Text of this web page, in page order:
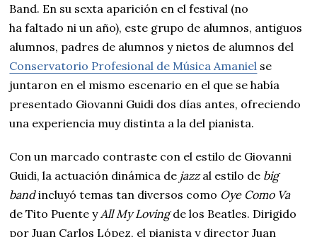
Band. En su sexta aparición en el festival (no
ha faltado ni un año), este grupo de alumnos, antiguos
alumnos, padres de alumnos y nietos de alumnos del
Conservatorio Profesional de Música Amaniel se
juntaron en el mismo escenario en el que se había
presentado Giovanni Guidi dos días antes, ofreciendo
una experiencia muy distinta a la del pianista.
Con un marcado contraste con el estilo de Giovanni
Guidi, la actuación dinámica de jazzal estilo de big
bandincluyó temas tan diversos como Oye Como Va
de Tito Puente y All My Lovingde los Beatles. Dirigido
por Juan Carlos López, el pianista y director Juan